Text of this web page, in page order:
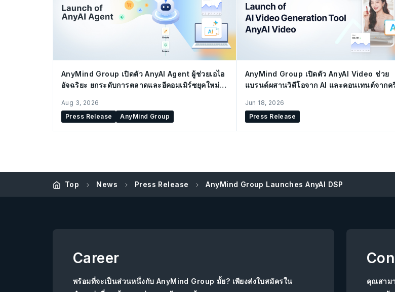
AnyMind Group เปิดตัว AnyAI Agent ผู้ช่วยเอไอ
อัจฉริยะ ยกระดับการตลาดและอีคอมเมิร์ซยุคใหม่
Aug 3, 2026
Press Release
AnyMind Group
AnyMind Group เปิดตัว AnyAI Video ช่วย
แบรนด์ผสานวิดีโอจาก AI และคอนเทนต์จากค
Jun 18, 2026
Press Release
Top News Press Release AnyMind Group Launches AnyAI DSP
Career
พร้อมที่จะเป็นส่วนหนึ่งกับ AnyMind Group มั้ย? เพียงส่งใบสมัครใน
คุณสาม